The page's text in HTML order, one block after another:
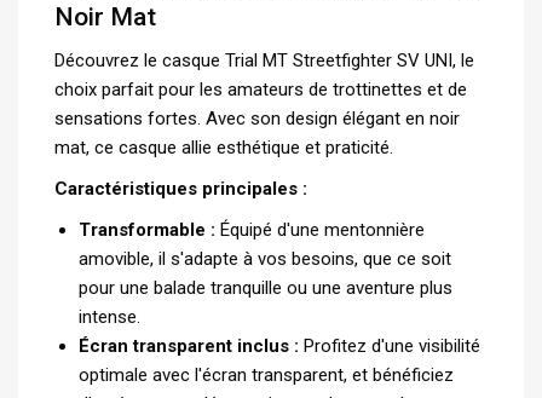
Noir Mat
Découvrez le casque Trial MT Streetfighter SV UNI, le
choix parfait pour les amateurs de trottinettes et de
sensations fortes. Avec son design élégant en noir
mat, ce casque allie esthétique et praticité.
Caractéristiques principales :
Transformable : Équipé d'une mentonnière
amovible, il s'adapte à vos besoins, que ce soit
pour une balade tranquille ou une aventure plus
intense.
Écran transparent inclus : Profitez d'une visibilité
optimale avec l'écran transparent, et bénéficiez